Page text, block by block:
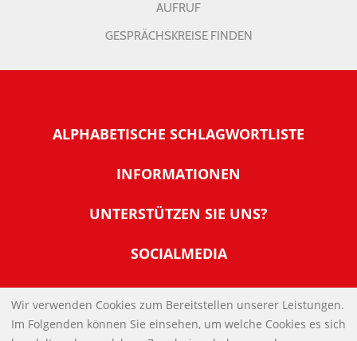
AUFRUF
GESPRÄCHSKREISE FINDEN
ALPHABETISCHE SCHLAGWORTLISTE
INFORMATIONEN
Warum NachDenkSeiten
Tipps zur Nutzung der NachDenkSeiten
Banner und E-Mail-Signaturen
Links
UNTERSTÜTZEN SIE UNS?
Werden Sie Fördermitglied
Spenden Sie Online
SOCIALMEDIA
IMPRESSUM
DATENSCHUTZERKLÄRUNG
Wir verwenden Cookies zum Bereitstellen unserer Leistungen.
Im Folgenden können Sie einsehen, um welche Cookies es sich